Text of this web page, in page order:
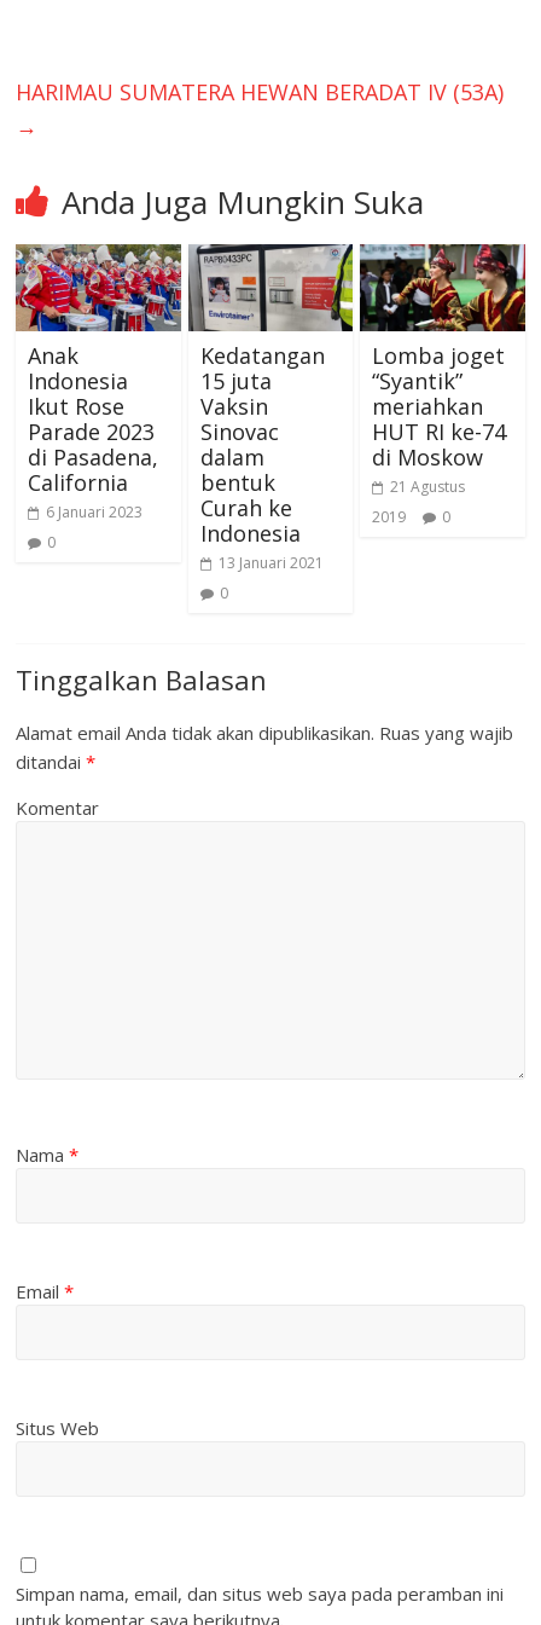
HARIMAU SUMATERA HEWAN BERADAT IV (53A)
→
Anda Juga Mungkin Suka
Anak
Indonesia
Ikut Rose
Parade 2023
di Pasadena,
California
6 Januari 2023
0
Kedatangan
15 juta
Vaksin
Sinovac
dalam
bentuk
Curah ke
Indonesia
13 Januari 2021
0
Lomba joget
“Syantik”
meriahkan
HUT RI ke-74
di Moskow
21 Agustus
2019
0
Tinggalkan Balasan
Alamat email Anda tidak akan dipublikasikan. Ruas yang wajib
ditandai*
Komentar
Nama*
Email*
Situs Web
Simpan nama, email, dan situs web saya pada peramban ini